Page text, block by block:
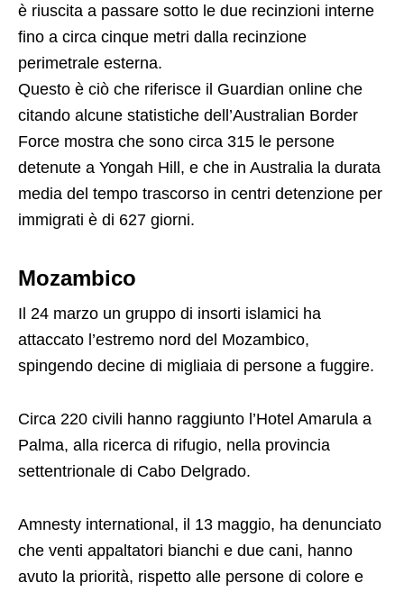
è riuscita a passare sotto le due recinzioni interne
fino a circa cinque metri dalla recinzione
perimetrale esterna.
Questo è ciò che riferisce il Guardian online che
citando alcune statistiche dell’Australian Border
Force mostra che sono circa 315 le persone
detenute a Yongah Hill, e che in Australia la durata
media del tempo trascorso in centri detenzione per
immigrati è di 627 giorni.
Mozambico
Il 24 marzo un gruppo di insorti islamici ha
attaccato l’estremo nord del Mozambico,
spingendo decine di migliaia di persone a fuggire.
Circa 220 civili hanno raggiunto l’Hotel Amarula a
Palma, alla ricerca di rifugio, nella provincia
settentrionale di Cabo Delgrado.
Amnesty international, il 13 maggio, ha denunciato
che venti appaltatori bianchi e due cani, hanno
avuto la priorità, rispetto alle persone di colore e